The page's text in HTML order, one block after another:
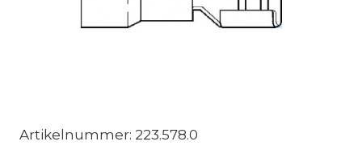
Artikelnummer: 223.578.0